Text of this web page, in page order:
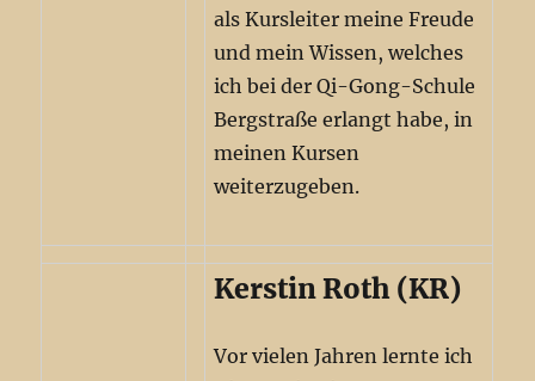
als Kursleiter meine Freude
und mein Wissen, welches
ich bei der Qi-Gong-Schule
Bergstraße erlangt habe, in
meinen Kursen
weiterzugeben.
Kerstin Roth (KR)
Vor vielen Jahren lernte ich